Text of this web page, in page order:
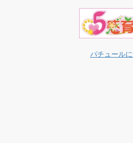
パチュール